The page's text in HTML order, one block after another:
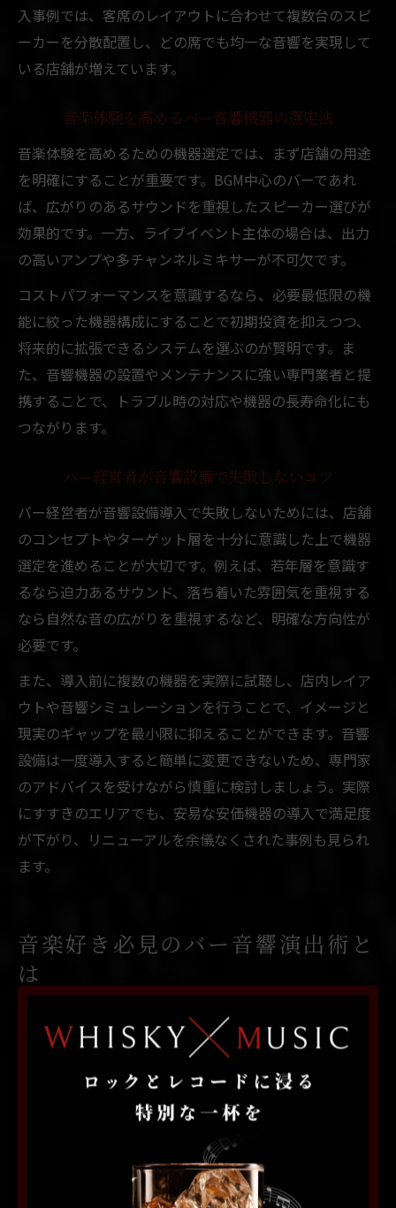
入事例では、客席のレイアウトに合わせて複数台のスピ
ーカーを分散配置し、どの席でも均一な音響を実現して
いる店舗が増えています。
音楽体験を高めるバー音響機器の選定法
音楽体験を高めるための機器選定では、まず店舗の用途
を明確にすることが重要です。BGM中心のバーであれ
ば、広がりのあるサウンドを重視したスピーカー選びが
効果的です。一方、ライブイベント主体の場合は、出力
の高いアンプや多チャンネルミキサーが不可欠です。
コストパフォーマンスを意識するなら、必要最低限の機
能に絞った機器構成にすることで初期投資を抑えつつ、
将来的に拡張できるシステムを選ぶのが賢明です。ま
た、音響機器の設置やメンテナンスに強い専門業者と提
携することで、トラブル時の対応や機器の長寿命化にも
つながります。
バー経営者が音響設備で失敗しないコツ
バー経営者が音響設備導入で失敗しないためには、店舗
のコンセプトやターゲット層を十分に意識した上で機器
選定を進めることが大切です。例えば、若年層を意識す
るなら迫力あるサウンド、落ち着いた雰囲気を重視する
なら自然な音の広がりを重視するなど、明確な方向性が
必要です。
また、導入前に複数の機器を実際に試聴し、店内レイア
ウトや音響シミュレーションを行うことで、イメージと
現実のギャップを最小限に抑えることができます。音響
設備は一度導入すると簡単に変更できないため、専門家
のアドバイスを受けながら慎重に検討しましょう。実際
にすすきのエリアでも、安易な安価機器の導入で満足度
が下がり、リニューアルを余儀なくされた事例も見られ
ます。
音楽好き必見のバー音響演出術と
は
バーで実現できる音楽空間の作り方
バーで理想的な音楽空間を実現するためには、店舗の広
さや形状、内装素材、目的とする音楽ジャンルに合わせ
市中央区すすきのエリアのバーでは、ライブ感や臨場感
を重視した音響設計が求められる傾向があります。